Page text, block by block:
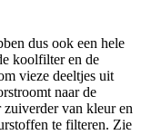
dus ook een hele
koolfilter en de
vieze deeltjes uit
naar de
van kleur en
te filteren. Zie